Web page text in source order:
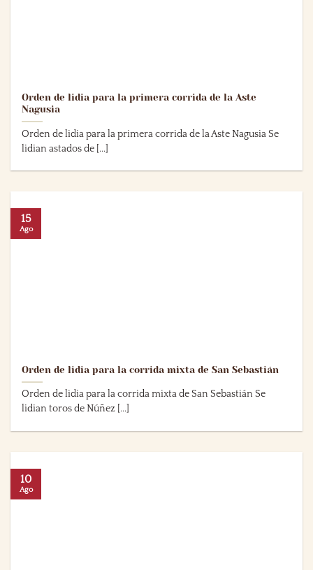
Orden de lidia para la primera corrida de la Aste
Nagusia
Orden de lidia para la primera corrida de la Aste Nagusia Se
lidian astados de [...]
Orden de lidia para la corrida mixta de San Sebastián
Orden de lidia para la corrida mixta de San Sebastián Se
lidian toros de Núñez [...]
15
Ago
10
Ago